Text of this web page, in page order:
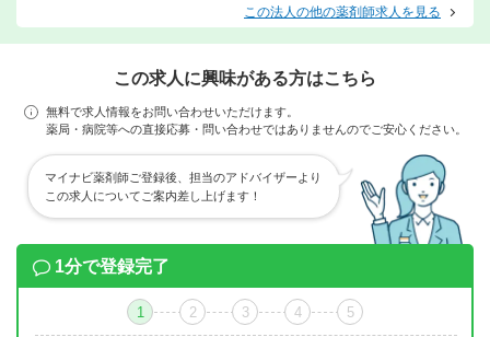
この法人の他の薬剤師求人を見る
この求人に興味がある方はこちら
無料で求人情報をお問い合わせいただけます。
薬局・病院等への直接応募・問い合わせではありませんのでご安心ください。
マイナビ薬剤師ご登録後、担当のアドバイザーより
この求人についてご案内差し上げます！
1分で登録完了
1 2 3 4 5